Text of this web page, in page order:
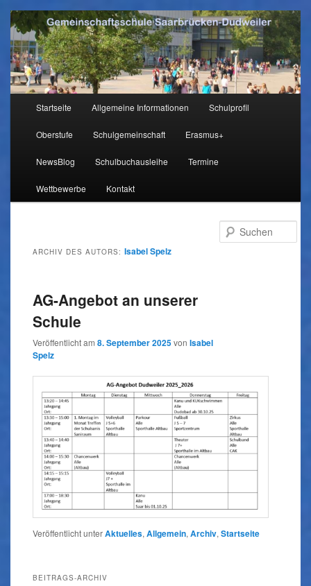
Zum
Inhalt
wechseln
Zum
sekundären
Inhalt
Startseite Allgemeine Informationen Schulprofil
Oberstufe Schulgemeinschaft Erasmus+
NewsBlog Schulbuchausleihe Termine
Wettbewerbe Kontakt
ARCHIV DES AUTORS: Isabel Spelz
AG-Angebot an unserer
Schule
Veröffentlicht am 8. September 2025von Isabel
Spelz
Veröffentlicht unterAktuelles, Allgemein, Archiv, Startseite
BEITRAGS-ARCHIV